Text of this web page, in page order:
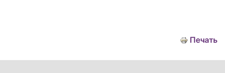
Печать